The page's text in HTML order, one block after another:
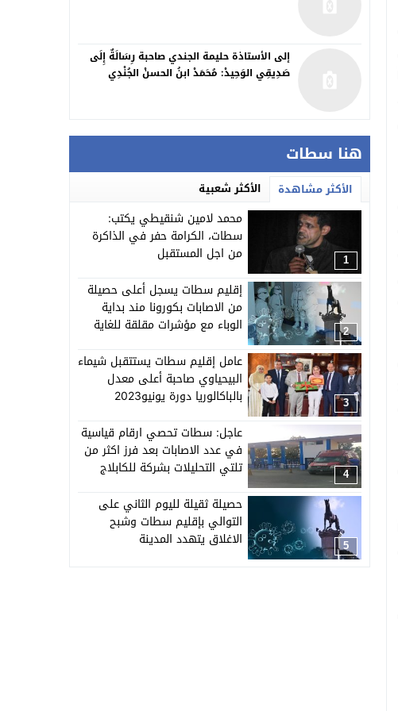
هنا سطات
الأكثر مشاهدة الأكثر شعبية
1
محمد لامين شنقيطي يكتب:
سطات، الكرامة حفر في الذاكرة
من اجل المستقبل
2
إقليم سطات يسجل أعلى حصيلة
من الاصابات بكورونا مند بداية
الوباء مع مؤشرات مقلقة للغاية
3
عامل إقليم سطات يستتقبل شيماء
البيحياوي صاحبة أعلى معدل
بالباكالوريا دورة يونيو2023
4
عاجل: سطات تحصي ارقام قياسية
في عدد الاصابات بعد فرز اكثر من
تلتي التحليلات بشركة للكابلاج
5
حصيلة ثقيلة لليوم الثاني على
التوالي بإقليم سطات وشبح
الاغلاق يتهدد المدينة
إلى الأستاذة حليمة الجندي صاحبة رِسَالَةٌ إِلَى
صَدِيقِي الوَحِيدْ: مُحَمَدْ ابنُ الحسنْ الجُنْدِي